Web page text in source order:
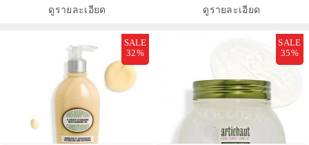
กลับสมดุลให้ผิว กลิ่นละมุน สะอาด
ไม่แห้งตึง และยังสาม
ดูรายละเอียด
ผิว เพิ่มความรื่นรมย์ในการบำรุงผิวที่
มีประสิทธิภาพสูง พ
ดูรายละเอียด
SALE
32%
SALE
35%